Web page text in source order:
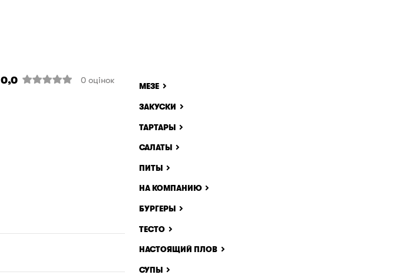
0,0 0 оцінок
МЕЗЕ
ЗАКУСКИ
ТАРТАРЫ
САЛАТЫ
ПИТЫ
НА КОМПАНИЮ
БУРГЕРЫ
ТЕСТО
НАСТОЯЩИЙ ПЛОВ
СУПЫ